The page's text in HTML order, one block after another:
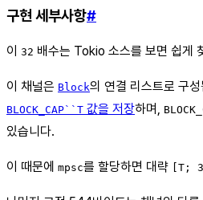
구현 세부사항#
이 32 배수는 Tokio 소스를 보면 쉽게
이 채널은 Block의 연결 리스트로 구
BLOCK_CAP``T 값을 저장하며,
있습니다.
이 때문에 mpsc를 할당하면 대략 [T;